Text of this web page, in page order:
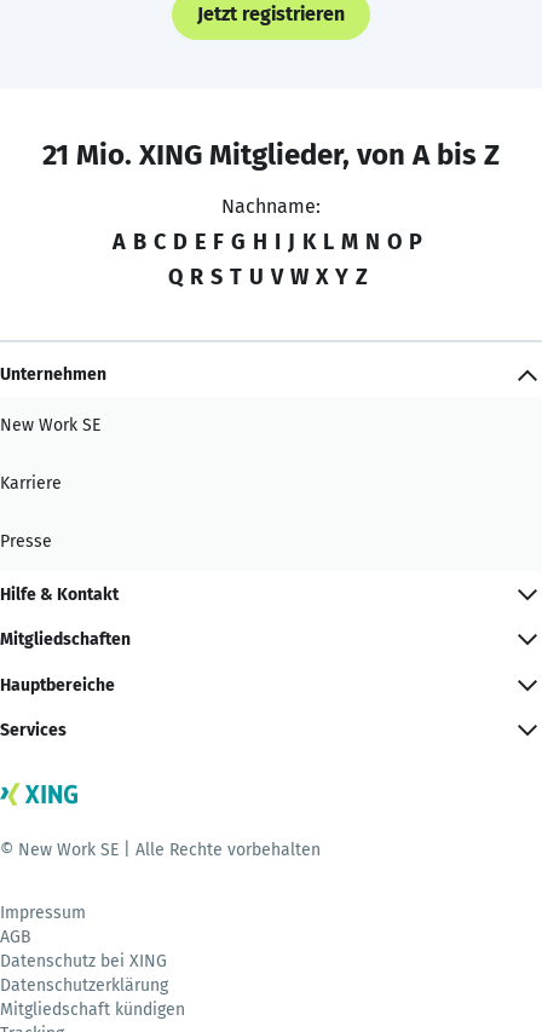
Jetzt registrieren
21 Mio. XING Mitglieder, von A bis Z
Nachname:
A B C D E F G H I J K L M N O P
Q R S T U V W X Y Z
Unternehmen
New Work SE
Karriere
Presse
Hilfe & Kontakt
Mitgliedschaften
Hauptbereiche
Services
© New Work SE | Alle Rechte vorbehalten
Impressum
AGB
Datenschutz bei XING
Datenschutzerklärung
Mitgliedschaft kündigen